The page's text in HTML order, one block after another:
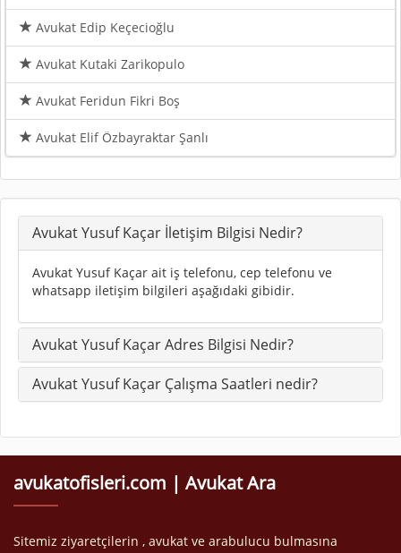
Avukat Edip Keçecioğlu
Avukat Kutaki Zarikopulo
Avukat Feridun Fikri Boş
Avukat Elif Özbayraktar Şanlı
Avukat Yusuf Kaçar İletişim Bilgisi Nedir?
Avukat Yusuf Kaçar ait iş telefonu, cep telefonu ve
whatsapp iletişim bilgileri aşağıdaki gibidir.
Avukat Yusuf Kaçar Adres Bilgisi Nedir?
Avukat Yusuf Kaçar Çalışma Saatleri nedir?
avukatofisleri.com | Avukat Ara
Sitemiz ziyaretçilerin , avukat ve arabulucu bulmasına